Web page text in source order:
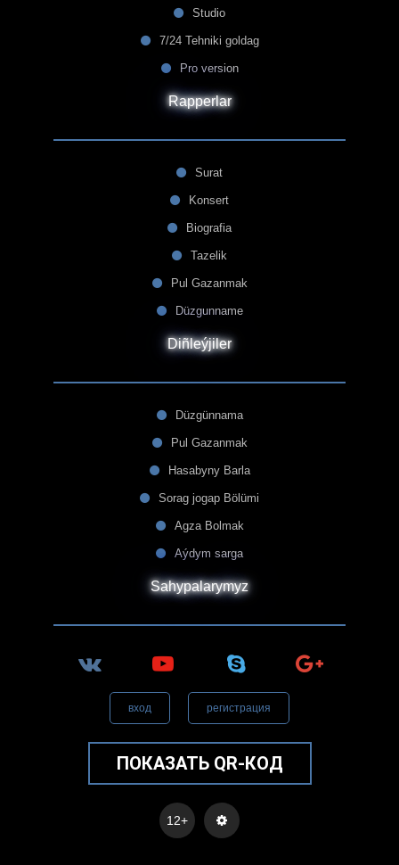
Studio
7/24 Tehniki goldag
Pro version
Rapperlar
Surat
Konsert
Biografia
Tazelik
Pul Gazanmak
Düzgunname
Diñleýjiler
Düzgünnama
Pul Gazanmak
Hasabyny Barla
Sorag jogap Bölümi
Agza Bolmak
Aýdym sarga
Sahypalarymyz
вход регистрация
ПОКАЗАТЬ QR-КОД
12+